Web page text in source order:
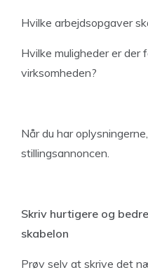
Hvilke arbejdsopgaver
Hvilke muligheder er der
virksomheden?
Når du har
stillingsannoncen.
Skriv hurtigere og
skabelon
Prøv selv at skrive det